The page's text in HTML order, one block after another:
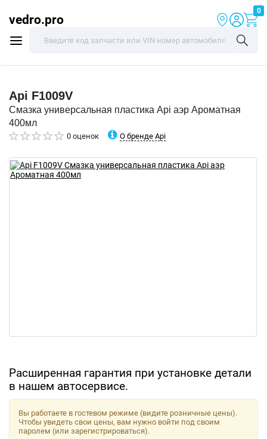
vedro.pro
0
Api F1009V
Смазка универсальная пластика Api аэр Ароматная
400мл
0 оценок О бренде Api
Расширенная гарантия при установке детали
в нашем автосервисе.
Вы работаете в гостевом режиме (видите розничные цены).
Чтобы увидеть свои цены, вам нужно войти под своим
паролем (или зарегистрироваться).